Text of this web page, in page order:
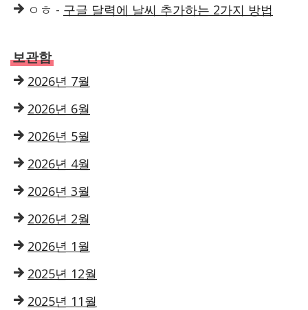
ㅇㅎ - 구글 달력에 날씨 추가하는 2가지 방법
보관함
2026년 7월
2026년 6월
2026년 5월
2026년 4월
2026년 3월
2026년 2월
2026년 1월
2025년 12월
2025년 11월